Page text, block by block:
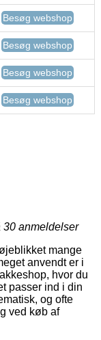
Besøg webshop
Besøg webshop
Besøg webshop
Besøg webshop
30 anmeldelser
mange
anvendt er i
hvor du
passer ind i din
og ofte
ved køb af